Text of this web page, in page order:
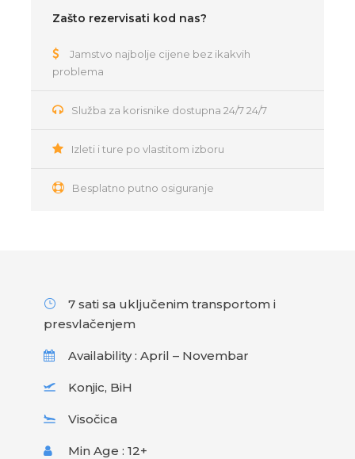
Zašto rezervisati kod nas?
Jamstvo najbolje cijene bez ikakvih
problema
Služba za korisnike dostupna 24/7 24/7
Izleti i ture po vlastitom izboru
Besplatno putno osiguranje
7 sati sa uključenim transportom i
presvlačenjem
Availability : April – Novembar
Konjic, BiH
Visočica
Min Age : 12+